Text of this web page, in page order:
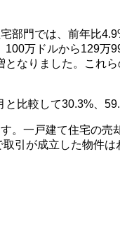
部門では、前年比
万ドルから129万
なりました。これ
比較して30.3%、
。一戸建て住宅の売
引が成立した物件